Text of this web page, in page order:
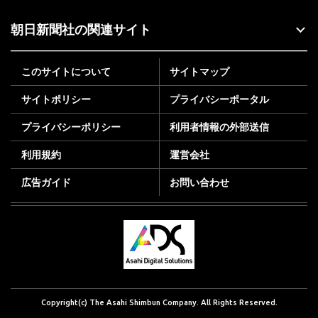
朝日新聞社の関連サイト
このサイトについて サイトマップ
サイトポリシー プライバシーポータル
プライバシーポリシー 利用者情報の外部送信
利用規約 運営会社
広告ガイド お問い合わせ
Copyright(c) The Asahi Shimbun Company. All Rights Reserved.